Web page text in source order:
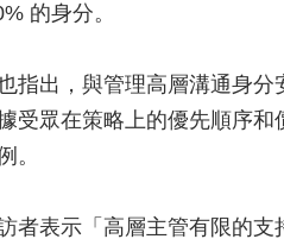
的身分。
指出，與管理高層溝通身
受眾在策略上的優先順序
。
者表示「高層主管有限的